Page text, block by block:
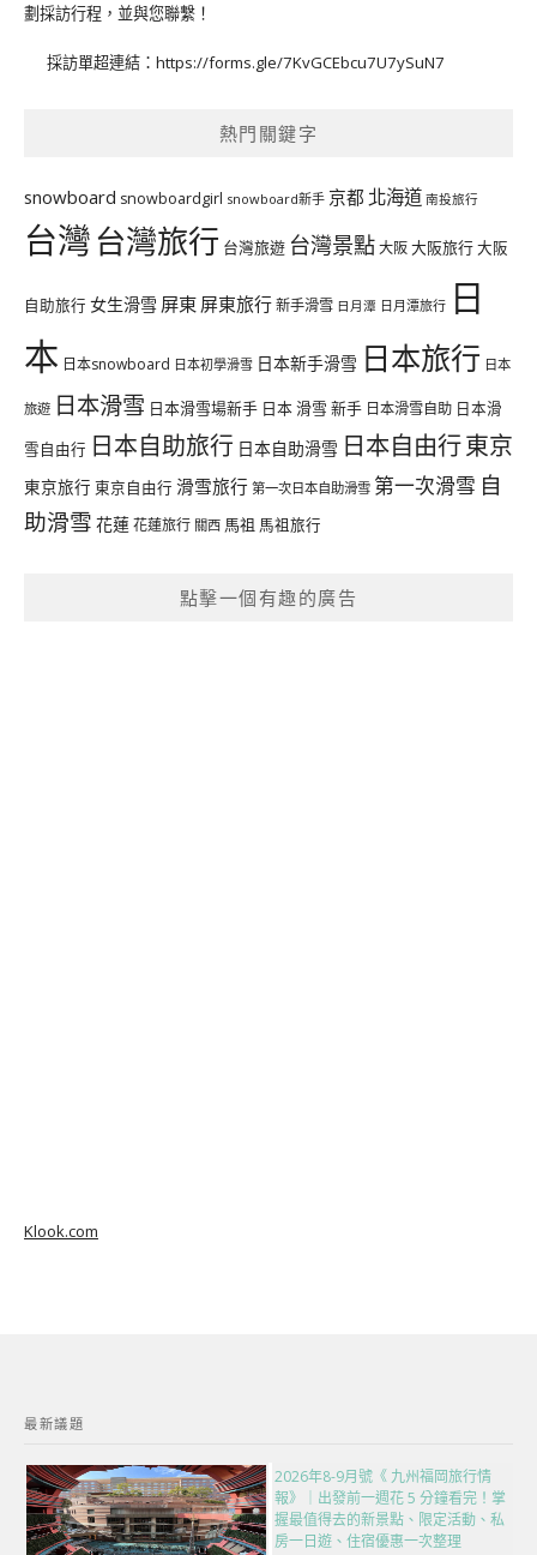
劃採訪行程，並與您聯繫！
採訪單超連結： https://forms.gle/7KvGCEbcu7U7ySuN7
熱門關鍵字
snowboard snowboardgirl snowboard新手 京都 北海道 南投旅行
台灣台灣旅行 台灣旅遊 台灣景點大阪大阪旅行大阪
自助旅行 女生滑雪 屏東 屏東旅行新手滑雪 日月潭 日月潭旅行 日
本 日本snowboard 日本初學滑雪 日本新手滑雪 日本旅行 日本
旅遊 日本滑雪 日本滑雪場新手 日本 滑雪 新手 日本滑雪自助 日本滑
雪自由行 日本自助旅行 日本自助滑雪 日本自由行東京
東京旅行 東京自由行 滑雪旅行 第一次日本自助滑雪 第一次滑雪 自
助滑雪 花蓮花蓮旅行 關西 馬祖 馬祖旅行
點擊一個有趣的廣告
Klook.com
最新議題
2026年8-9月號《 九州福岡旅行情
報》｜出發前一週花 5 分鐘看完！掌
握最值得去的新景點、限定活動、私
房一日遊、住宿優惠一次整理